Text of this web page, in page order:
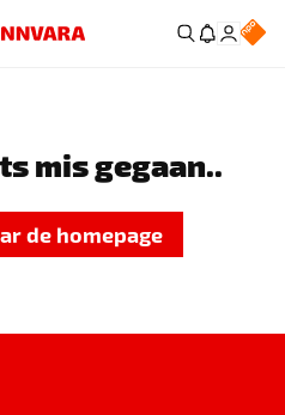
mis gegaan..
de homepage